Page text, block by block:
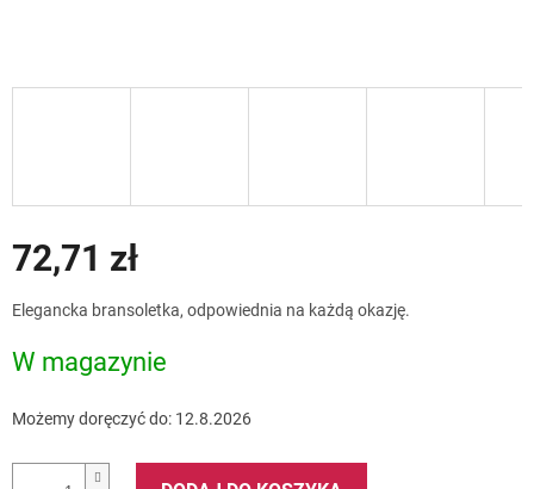
72,71 zł
jednostkowa:
Elegancka bransoletka, odpowiednia na każdą okazję.
W magazynie
Możemy doręczyć do: 12.8.2026